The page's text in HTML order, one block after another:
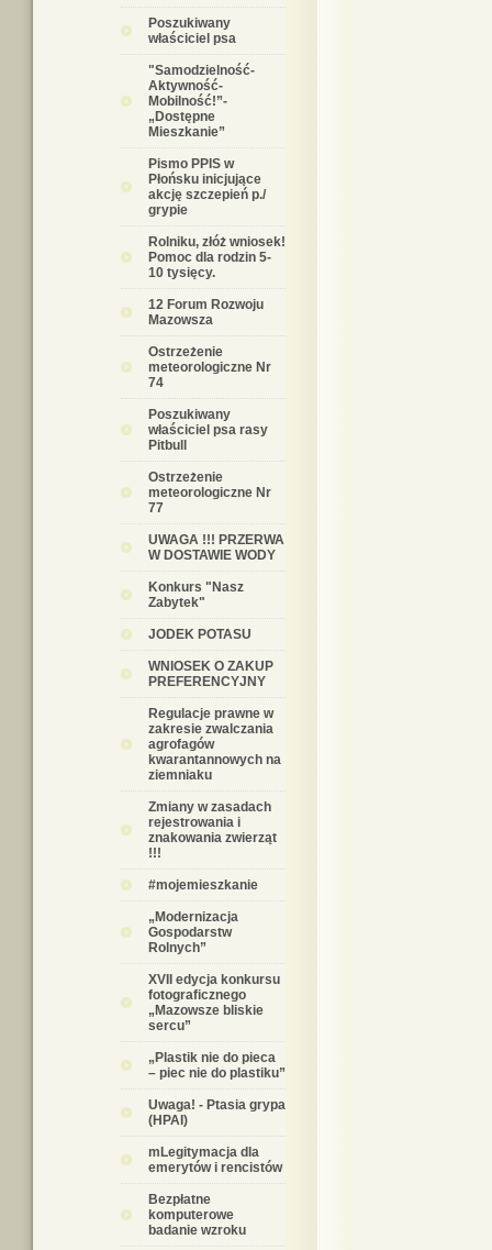
Poszukiwany
właściciel psa
"Samodzielność-
Aktywność-
Mobilność!”-
„Dostępne
Mieszkanie”
Pismo PPIS w
Płońsku inicjujące
akcję szczepień p./
grypie
Rolniku, złóż wniosek!
Pomoc dla rodzin 5-
10 tysięcy.
12 Forum Rozwoju
Mazowsza
Ostrzeżenie
meteorologiczne Nr
74
Poszukiwany
właściciel psa rasy
Pitbull
Ostrzeżenie
meteorologiczne Nr
77
UWAGA !!! PRZERWA
W DOSTAWIE WODY
Konkurs "Nasz
Zabytek"
JODEK POTASU
WNIOSEK O ZAKUP
PREFERENCYJNY
Regulacje prawne w
zakresie zwalczania
agrofagów
kwarantannowych na
ziemniaku
Zmiany w zasadach
rejestrowania i
znakowania zwierząt
!!!
#mojemieszkanie
„Modernizacja
Gospodarstw
Rolnych”
XVII edycja konkursu
fotograficznego
„Mazowsze bliskie
sercu”
„Plastik nie do pieca
– piec nie do plastiku”
Uwaga! - Ptasia grypa
(HPAI)
mLegitymacja dla
emerytów i rencistów
Bezpłatne
komputerowe
badanie wzroku